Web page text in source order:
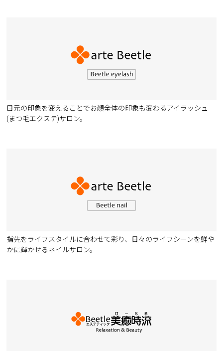
目元の印象を変えることでお顔全体の印象も変わるアイラッシュ
(まつ毛エクステ)サロン。
指先をライフスタイルに合わせて彩り、日々のライフシーンを鮮や
かに輝かせるネイルサロン。